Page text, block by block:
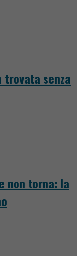
trovata senza
non torna: la